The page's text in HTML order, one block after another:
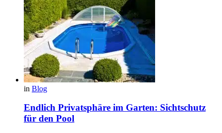
in Blog
Endlich Privatsphäre im Garten: Sichtschutz
für den Pool